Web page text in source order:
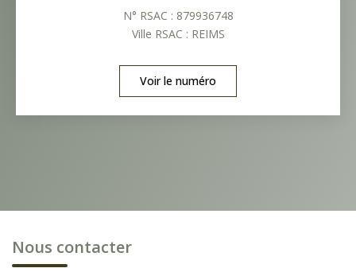
N° RSAC : 879936748
Ville RSAC : REIMS
Voir le numéro
Nous contacter